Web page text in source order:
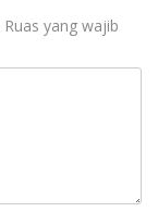
Ruas yang wajib